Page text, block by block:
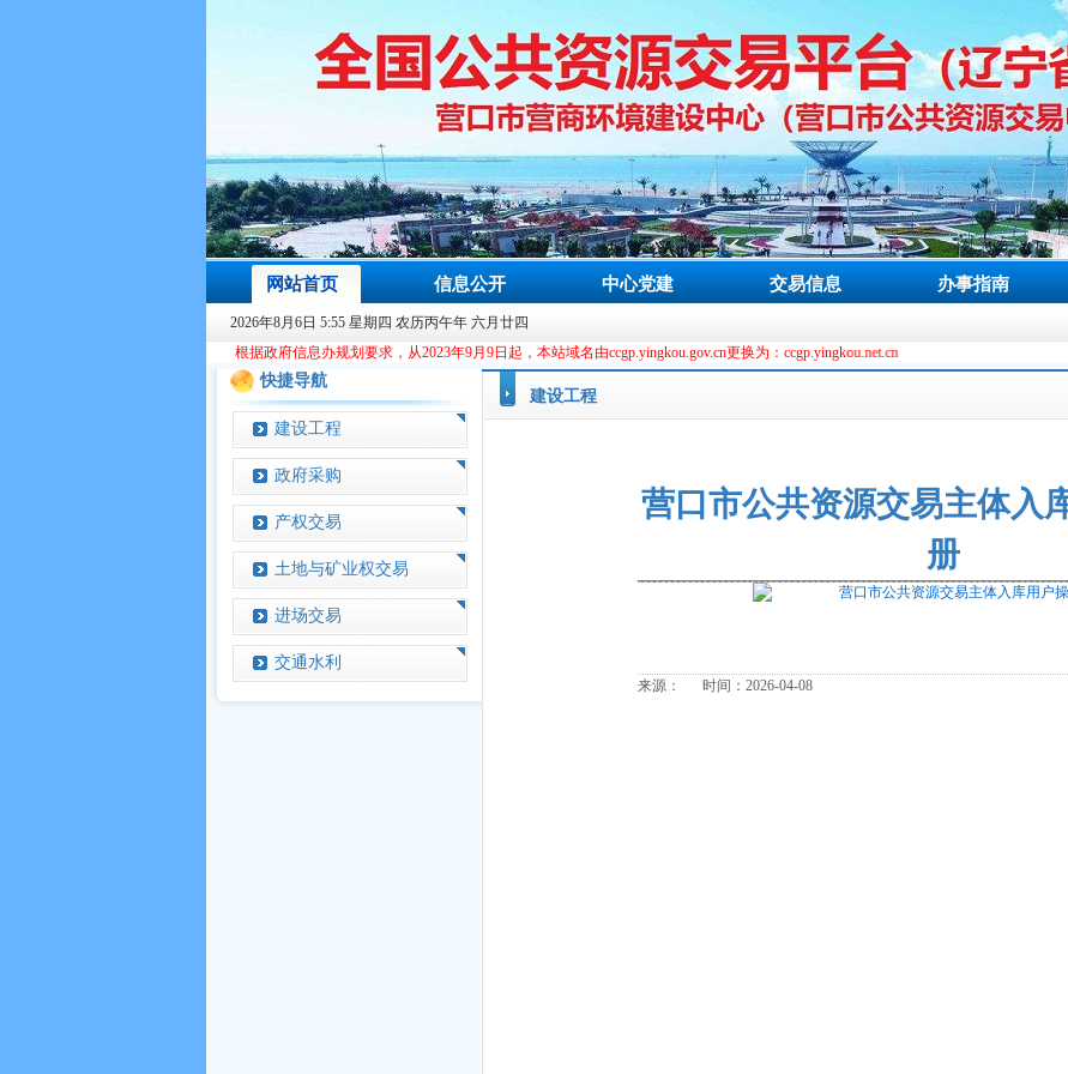
网站首页 信息公开 中心党建 交易信息 办事指南
2026年8月6日 5:55 星期四 农历丙午年 六月廿四
根据政府信息办规划要求，从2023年9月9日起，本站域名由ccgp.yingkou.gov.cn更换为：ccgp.yingkou.net.cn
快捷导航
建设工程
政府采购
产权交易
土地与矿业权交易
进场交易
交通水利
建设工程
营口市公共资源交易主体入
册
营口市公共资源交易主体入库用户
来源： 时间：2026-04-08